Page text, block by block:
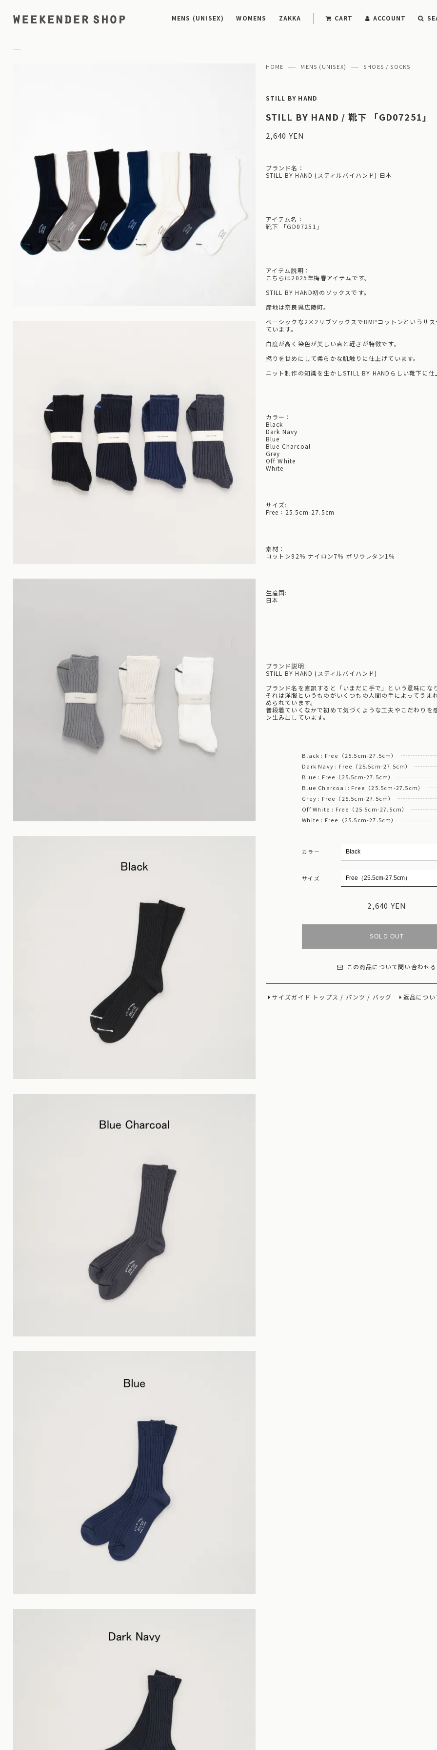
MENS (UNISEX) WOMENS ZAKKA CART ACCOUNT
HOME MENS (UNISEX) SHOES / SOCKS
STILL BY HAND
STILL BY HAND / 靴下 「GD07251」
2,640 YEN
ブランド名：
STILL BY HAND (スティルバイハンド) 日本
アイテム名：
靴下 「GD07251」
アイテム説明：
こちらは2025年梅春アイテムです。
STILL BY HAND初のソックスです。
産地は奈良県広陵町。
ベーシックな2×2リブソックスでBMPコットンというサ
ています。
白度が高く染色が美しい点と軽さが特徴です。
撚りを甘めにして柔らかな肌触りに仕上げています。
ニット制作の知識を生かしSTILL BY HANDらしい靴下に
カラー：
Black
Dark Navy
Blue
Blue Charcoal
Grey
Off White
White
サイズ:
Free：25.5cm-27.5cm
素材：
コットン92％ ナイロン7％ ポリウレタン1％
生産国:
日本
ブランド説明:
STILL BY HAND (スティルバイハンド)
ブランド名を直訳すると「いまだに手で」という意味にな
それは洋服というものがいくつもの人間の手によってうま
められています。
普段着ていくなかで初めて気づくような工夫やこだわりを
ン生み出しています。
Black : Free（25.5cm-27.5cm）
Dark Navy : Free（25.5cm-27.5cm）
Blue : Free（25.5cm-27.5cm）
Blue Charcoal : Free（25.5cm-27.5cm）
Grey : Free（25.5cm-27.5cm）
Off White : Free（25.5cm-27.5cm）
White : Free（25.5cm-27.5cm）
カラー
サイズ
2,640 YEN
SOLD OUT
この商品について問い合わせる
サイズガイド トップス / パンツ / バッグ 返品につい